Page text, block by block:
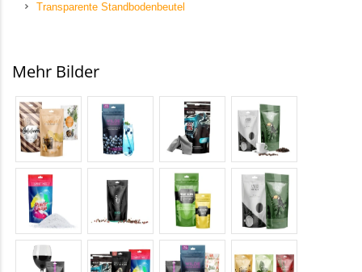
Transparente Standbodenbeutel
Mehr Bilder